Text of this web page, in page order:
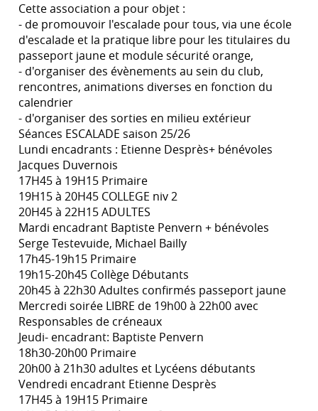
Cette association a pour objet :
- de promouvoir l'escalade pour tous, via une école
d'escalade et la pratique libre pour les titulaires du
passeport jaune et module sécurité orange,
- d'organiser des évènements au sein du club,
rencontres, animations diverses en fonction du
calendrier
- d'organiser des sorties en milieu extérieur
Séances ESCALADE saison 25/26
Lundi encadrants : Etienne Desprès+ bénévoles
Jacques Duvernois
17H45 à 19H15 Primaire
19H15 à 20H45 COLLEGE niv 2
20H45 à 22H15 ADULTES
Mardi encadrant Baptiste Penvern + bénévoles
Serge Testevuide, Michael Bailly
17h45-19h15 Primaire
19h15-20h45 Collège Débutants
20h45 à 22h30 Adultes confirmés passeport jaune
Mercredi soirée LIBRE de 19h00 à 22h00 avec
Responsables de créneaux
Jeudi- encadrant: Baptiste Penvern
18h30-20h00 Primaire
20h00 à 21h30 adultes et Lycéens débutants
Vendredi encadrant Etienne Desprès
17H45 à 19H15 Primaire